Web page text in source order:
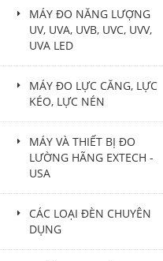
MÁY ĐO NĂNG LƯỢNG
UV, UVA, UVB, UVC, UVV,
UVA LED
MÁY ĐO LỰC CĂNG, LỰC
KÉO, LỰC NÉN
MÁY VÀ THIẾT BỊ ĐO
LƯỜNG HÃNG EXTECH -
USA
CÁC LOẠI ĐÈN CHUYÊN
DỤNG